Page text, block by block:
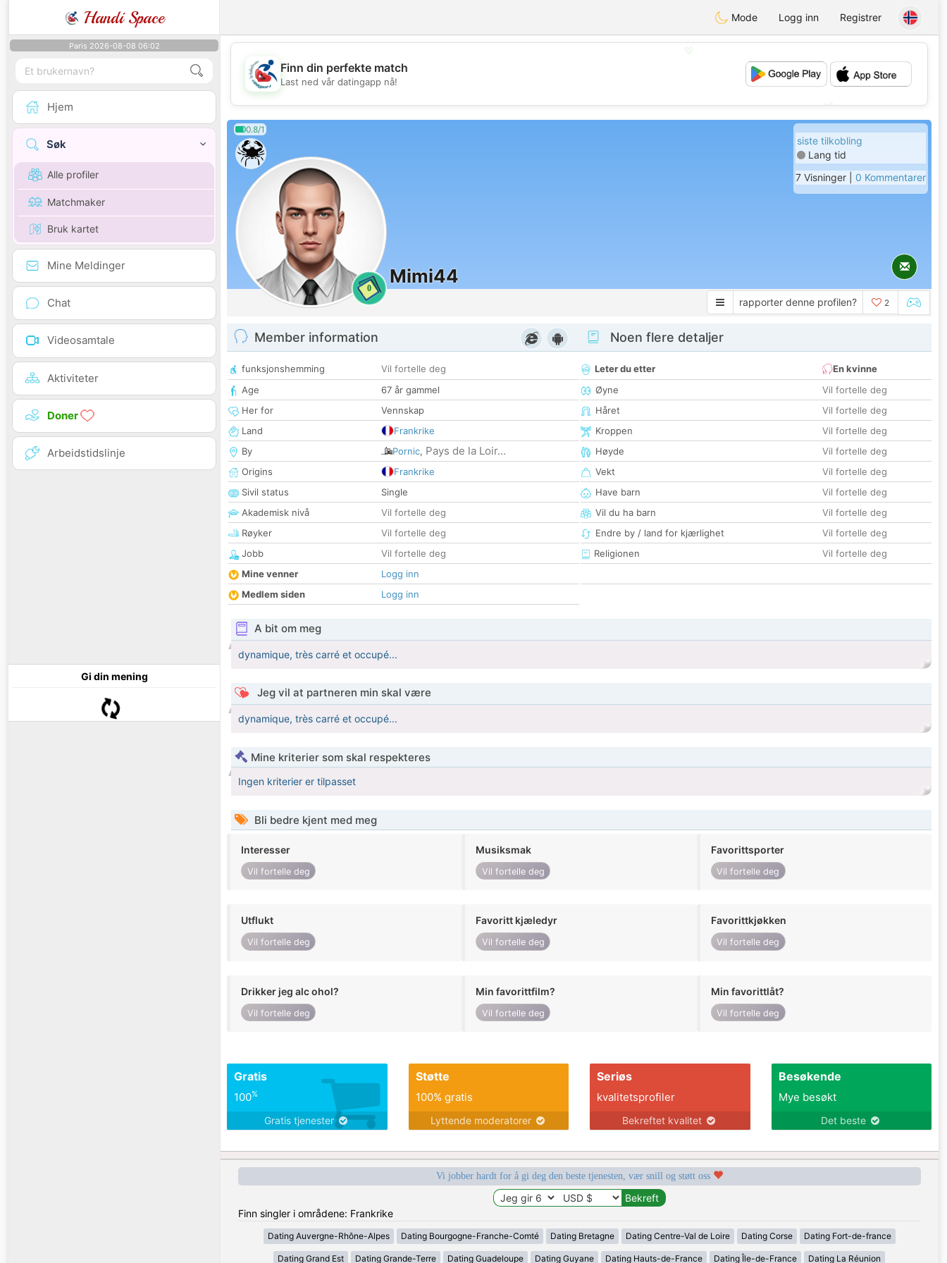
Handi Space Mode Logg inn Registrer
Paris 2026-08-08 06:02
Hjem
Søk
Alle profiler
Matchmaker
Bruk kartet
Mine Meldinger
Chat
Videosamtale
Aktiviteter
Doner
Arbeidstidslinje
Gi din mening
💖
💕
Finn din perfekte match
Last ned vår datingapp nå!
0.8/1
0
Mimi44
siste tilkobling
Lang tid
7 Visninger | 0 Kommentarer
rapporter denne profilen? 2
Member information
funksjonshemming
Vil fortelle deg
Age
67 år gammel
Her for
Vennskap
Land
Frankrike
By
Pornic, Pays de la Loir...
Origins
Frankrike
Sivil status
Single
Akademisk nivå
Vil fortelle deg
Røyker
Vil fortelle deg
Jobb
Vil fortelle deg
Mine venner
Logg inn
Medlem siden
Logg inn
Noen flere detaljer
Leter du etter
En kvinne
Øyne
Vil fortelle deg
Håret
Vil fortelle deg
Kroppen
Vil fortelle deg
Høyde
Vil fortelle deg
Vekt
Vil fortelle deg
Have barn
Vil fortelle deg
Vil du ha barn
Vil fortelle deg
Endre by / land for kjærlighet
Vil fortelle deg
Religionen
Vil fortelle deg
A bit om meg
dynamique, très carré et occupé...
Jeg vil at partneren min skal være
dynamique, très carré et occupé...
Mine kriterier som skal respekteres
Ingen kriterier er tilpasset
Bli bedre kjent med meg
Interesser
Vil fortelle deg
Musiksmak
Vil fortelle deg
Favorittsporter
Vil fortelle deg
Utflukt
Vil fortelle deg
Favoritt kjæledyr
Vil fortelle deg
Favorittkjøkken
Vil fortelle deg
Drikker jeg alc ohol?
Vil fortelle deg
Min favorittfilm?
Vil fortelle deg
Min favorittlåt?
Vil fortelle deg
Gratis
100%
Gratis tjenester
Støtte
100% gratis
Lyttende moderatorer
Seriøs
kvalitetsprofiler
Bekreftet kvalitet
Besøkende
Mye besøkt
Det beste
Vi jobber hardt for å gi deg den beste tjenesten, vær snill og støtt oss
Finn singler i områdene: Frankrike
Dating Auvergne-Rhône-Alpes Dating Bourgogne-Franche-Comté Dating Bretagne Dating Centre-Val de Loire Dating Corse Dating Fort-de-france
Dating Grand Est Dating Grande-Terre Dating Guadeloupe Dating Guyane Dating Hauts-de-France Dating Île-de-France Dating La Réunion